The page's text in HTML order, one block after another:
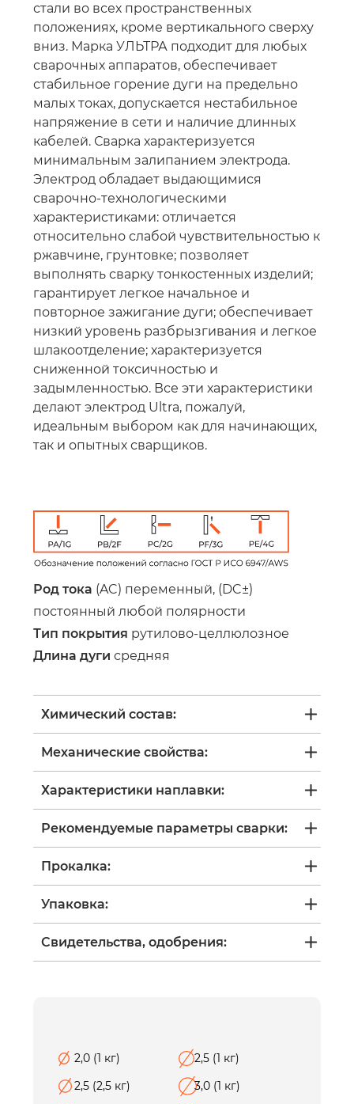
стали во всех пространственных
положениях, кроме вертикального сверху
вниз. Марка УЛЬТРА подходит для любых
сварочных аппаратов, обеспечивает
стабильное горение дуги на предельно
малых токах, допускается нестабильное
напряжение в сети и наличие длинных
кабелей. Сварка характеризуется
минимальным залипанием электрода.
Электрод обладает выдающимися
сварочно-технологическими
характеристиками: отличается
относительно слабой чувствительностью к
ржавчине, грунтовке; позволяет
выполнять сварку тонкостенных изделий;
гарантирует легкое начальное и
повторное зажигание дуги; обеспечивает
низкий уровень разбрызгивания и легкое
шлакоотделение; характеризуется
сниженной токсичностью и
задымленностью. Все эти характеристики
делают электрод Ultra, пожалуй,
идеальным выбором как для начинающих,
так и опытных сварщиков.
Род тока (AC) переменный, (DC±)
постоянный любой полярности
Тип покрытия рутилово-целлюлозное
Длина дуги средняя
Химический состав:
Механические свойства:
Характеристики наплавки:
Рекомендуемые параметры сварки:
Прокалка:
Упаковка:
Свидетельства, одобрения:
2,0 (1 кг)
2,5 (1 кг)
2,5 (2,5 кг)
3,0 (1 кг)